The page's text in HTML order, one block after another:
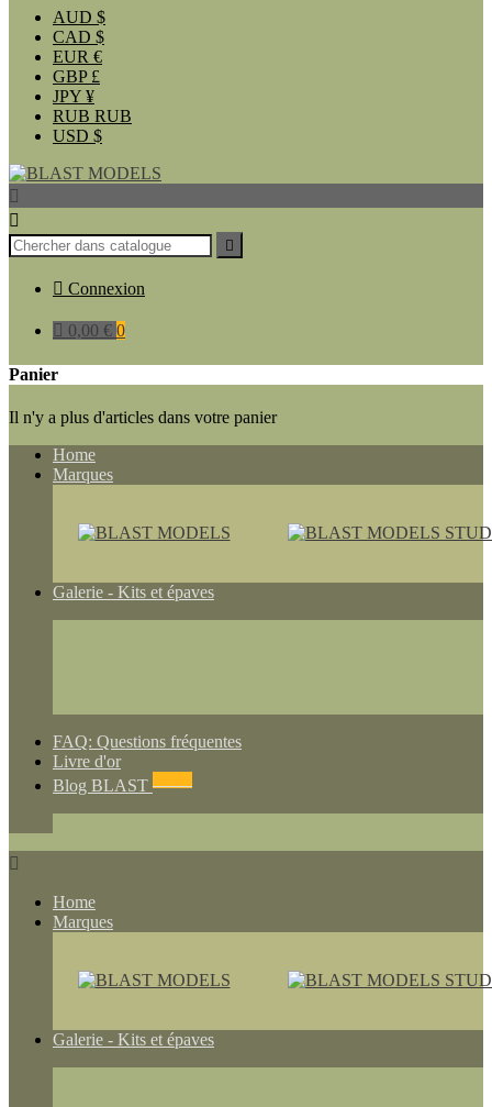
AUD $
CAD $
EUR €
GBP £
JPY ¥
RUB RUB
USD $



 Connexion
 0,00 € 0
Panier
Il n'y a plus d'articles dans votre panier
Home
Marques
Galerie - Kits et épaves
FAQ: Questions fréquentes
Livre d'or
Blog BLAST

Home
Marques
Galerie - Kits et épaves